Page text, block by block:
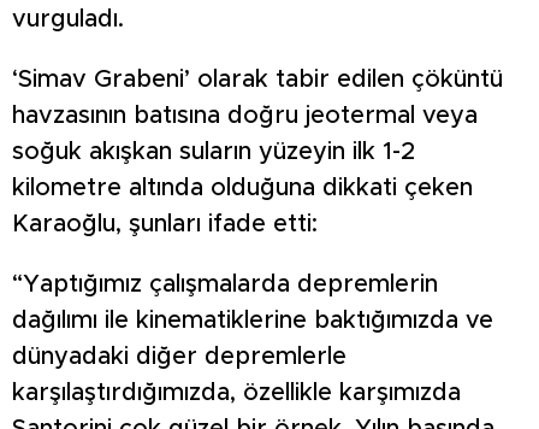
vurguladı.
‘Simav Grabeni’ olarak tabir edilen çöküntü
havzasının batısına doğru jeotermal veya
soğuk akışkan suların yüzeyin ilk 1-2
kilometre altında olduğuna dikkati çeken
Karaoğlu, şunları ifade etti:
“Yaptığımız çalışmalarda depremlerin
dağılımı ile kinematiklerine baktığımızda ve
dünyadaki diğer depremlerle
karşılaştırdığımızda, özellikle karşımızda